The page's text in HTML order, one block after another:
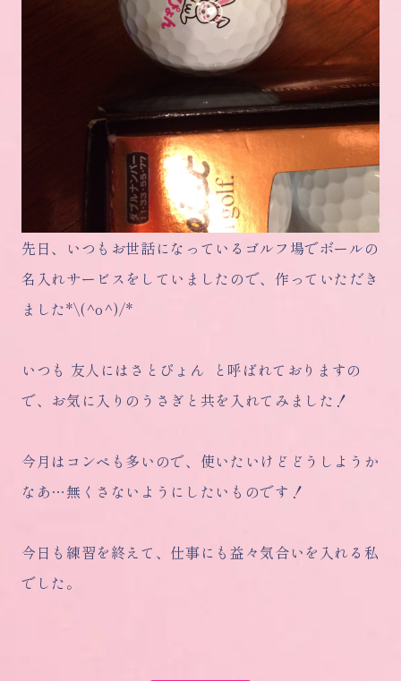
先日、いつもお世話になっているゴルフ場でボールの
名入れサービスをしていましたので、作っていただき
ました*\(^o^)/*
いつも 友人にはさとぴょん と呼ばれておりますの
で、お気に入りのうさぎと共を入れてみました！
今月はコンペも多いので、使いたいけどどうしようか
なあ…無くさないようにしたいものです！
今日も練習を終えて、仕事にも益々気合いを入れる私
でした。